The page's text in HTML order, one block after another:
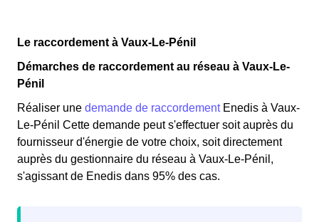
Le raccordement à Vaux-Le-Pénil
Démarches de raccordement au réseau à Vaux-Le-
Pénil
Réaliser une demande de raccordementEnedis à Vaux-
Le-Pénil Cette demande peut s'effectuer soit auprès du
fournisseur d'énergie de votre choix, soit directement
auprès du gestionnaire du réseau à Vaux-Le-Pénil,
s'agissant de Enedis dans 95% des cas.